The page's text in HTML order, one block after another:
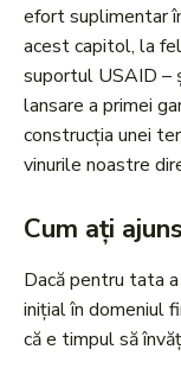
efort suplimentar
acest capitol, la
suportul USAID –
lansare a primei
construcția unei
vinurile noastre
Cum ați
Dacă pentru tata
inițial în domeniul
că e timpul să